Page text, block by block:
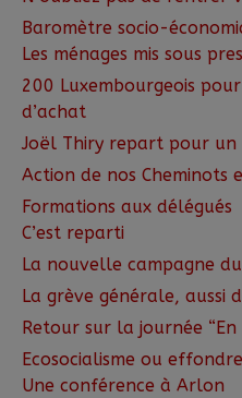
Baromètre socio-
Les ménages mis sous
200 Luxembourgeois
d’achat
Joël Thiry repart pour un
Action de nos Cheminots
Formations aux délégués
C’est reparti
La nouvelle campagne du
La grève générale, aussi
Retour sur la journée
Ecosocialisme ou
Une conférence à Arlon